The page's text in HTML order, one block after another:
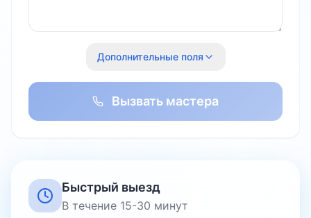
Дополнительные поля
Вызвать мастера
Быстрый выезд
В течение 15-30 минут